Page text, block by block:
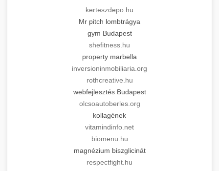
kerteszdepo.hu
Mr pitch lombtrágya
gym Budapest
shefitness.hu
property marbella
inversioninmobiliaria.org
rothcreative.hu
webfejlesztés Budapest
olcsoautoberles.org
kollagének
vitamindinfo.net
biomenu.hu
magnézium biszglicinát
respectfight.hu